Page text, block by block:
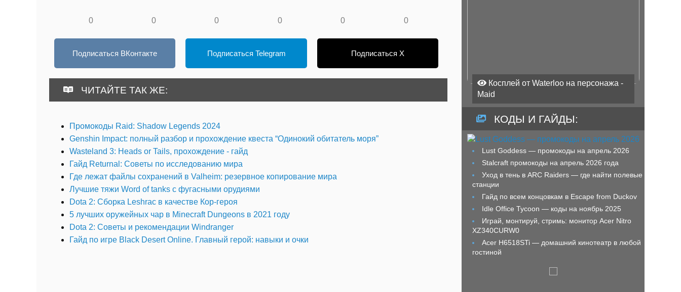
0 0 0 0 0 0
Подписаться ВКонтакте Подписаться Telegram Подписаться X
ЧИТАЙТЕ ТАК ЖЕ:
Промокоды Raid: Shadow Legends 2024
Genshin Impact: полный разбор и прохождение квеста “Одинокий обитатель моря”
Wasteland 3: Heads or Tails, прохождение - гайд
Гайд Returnal: Советы по исследованию мира
Где лежат файлы сохранений в Valheim: резервное копирование мира
Лучшие тяжи Word of tanks с фугасными орудиями
Dota 2: Сборка Leshrac в качестве Кор-героя
5 лучших оружейных чар в Minecraft Dungeons в 2021 году
Dota 2: Советы и рекомендации Windranger
Гайд по игре Black Desert Online. Главный герой: навыки и очки
Косплей от Waterloo на персонажа -
Maid
КОДЫ И ГАЙДЫ:
Lust Goddess — промокоды на апрель 2026
Stalcraft промокоды на апрель 2026 года
Уход в тень в ARC Raiders — где найти полевые
станции
Гайд по всем концовкам в Escape from Duckov
Idle Office Tycoon — коды на ноябрь 2025
Играй, монтируй, стримь: монитор Acer Nitro
XZ340CURW0
Acer H6518STi — домашний кинотеатр в любой
гостиной